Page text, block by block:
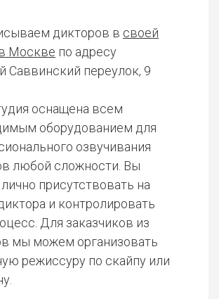
дикторов в своей
Москве по адресу
Саввинский переулок, 9
оснащена всем
оборудованием для
озвучивания
любой сложности. Вы
присутствовать на
и контролировать
Для заказчиков из
мы можем организовать
режиссуру по скайпу или